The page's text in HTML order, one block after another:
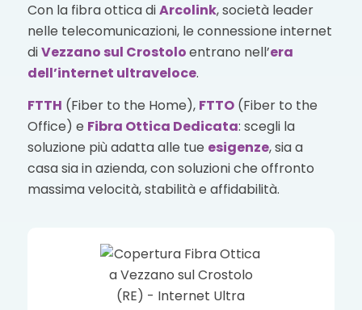
Con la fibra ottica diArcolink, società leader
nelle telecomunicazioni, le connessione internet
diVezzano sul Crostoloentrano nell’era
dell’internet ultraveloce.
FTTH (Fiber to the Home), FTTO(Fiber to the
Office) e Fibra Ottica Dedicata: scegli la
soluzione più adatta alle tue esigenze, sia a
casa sia in azienda, con soluzioni che offronto
massima velocità, stabilità e affidabilità.